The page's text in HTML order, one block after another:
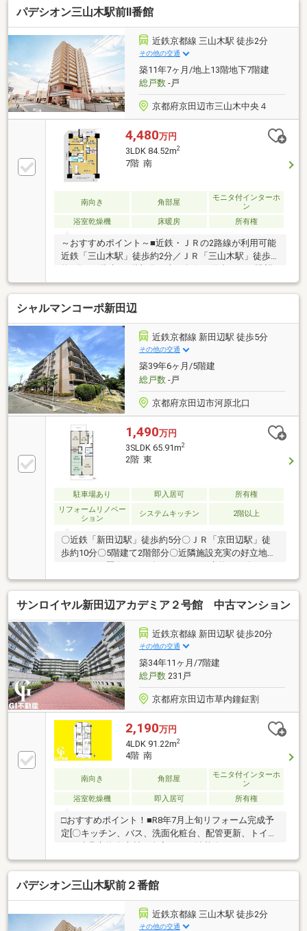
パデシオン三山木駅前Ⅱ番館
近鉄京都線 三山木駅 徒歩2分
その他の交通
築11年7ヶ月/地上13階地下7階建
総戸数-戸
京都府京田辺市三山木中央４
4,480万円
3LDK 84.52m2
7階 南
南向き 角部屋
モニタ付インターホ
ン
浴室乾燥機
床暖房 所有権
～おすすめポイント～■近鉄・ＪＲの2路線が利用可能
近鉄「三山木駅」徒歩約2分／ＪＲ「三山木駅」徒歩
良好です♪■専有面積：84.52㎡・バルコニーも広々
34.52㎡■ペット飼育可（階数・飼育数の制限有）当該
物件はペット飼育可能階です♪■室内設備等充実ＬＤ床
暖房／食器洗浄乾燥機／備付食器棚／浴室換気乾燥機
／フルフラット設計などお問い合わせは担当の轟木ま
でお申し付けください（担当者ＴＥＬ：080-7376-
2594）
シャルマンコーポ新田辺
近鉄京都線 新田辺駅 徒歩5分
その他の交通
築39年6ヶ月/5階建
総戸数-戸
京都府京田辺市河原北口
1,490万円
3SLDK 65.91m2
2階 東
駐車場あり 即入居可
所有権
リフォームリノベー
ション
システムキッチン 2階以上
〇近鉄「新田辺駅」徒歩約5分〇ＪＲ「京田辺駅」徒
歩約10分〇5階建て2階部分〇近隣施設充実の好立地〇
リフォーム歴有り2013年3月 トイレ交換2013年12
月 インターフォン交換／一部クロス張替2017年8
月 給湯器交換〇室内きれいにお使いです
サンロイヤル新田辺アカデミア２号館 中古マンション
近鉄京都線 新田辺駅 徒歩20分
その他の交通
築34年11ヶ月/7階建
総戸数231戸
京都府京田辺市草内鐘鉦割
2,190万円
4LDK 91.22m2
4階 南
南向き 角部屋
モニタ付インターホ
ン
浴室乾燥機
即入居可 所有権
□おすすめポイント！■R8年7月上旬リフォーム完成予
定[〇キッチン、バス、洗面化粧台、配管更新、トイ
ニング]■ペット飼育可！※細則有■4LDK安心の部屋数
♪■南・西面バルコニーで陽当り風通し共に良好
♪■WIC2カ所付きでお部屋がスッキリ♪■駐車場7000円/
月※空き状況要確認□近隣環境■近鉄「新田辺」徒歩21
分■JR「京田辺」徒歩25分■田辺東小学校 徒歩18分■培
良中学校 徒歩5分■業務スーパー京田辺店 徒歩12分当
パデシオン三山木駅前２番館
近鉄京都線 三山木駅 徒歩2分
その他の交通